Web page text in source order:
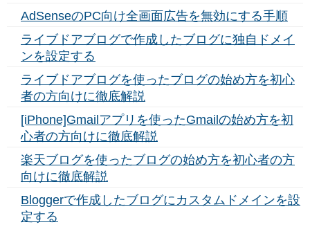
AdSenseのPC向け全画面広告を無効にする手順
ライブドアブログで作成したブログに独自ドメイ
ンを設定する
ライブドアブログを使ったブログの始め方を初心
者の方向けに徹底解説
[iPhone]Gmailアプリを使ったGmailの始め方を初
心者の方向けに徹底解説
楽天ブログを使ったブログの始め方を初心者の方
向けに徹底解説
Bloggerで作成したブログにカスタムドメインを設
定する